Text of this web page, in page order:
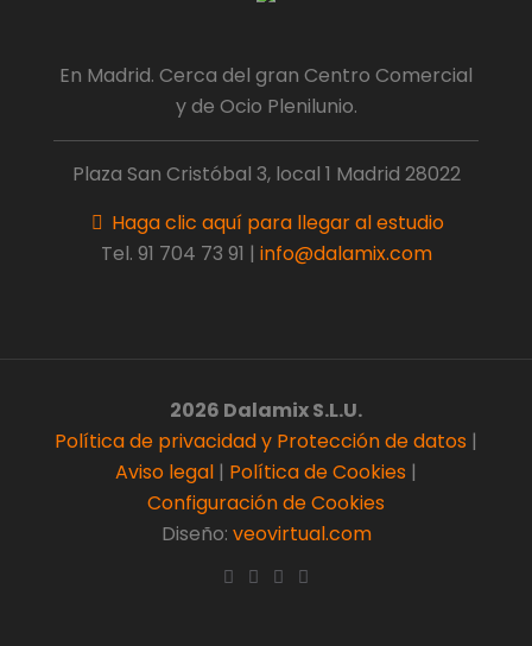
En Madrid. Cerca del gran Centro Comercial
y de Ocio Plenilunio.
Plaza San Cristóbal 3, local 1 Madrid 28022
Haga clic aquí para llegar al estudio
Tel. 91 704 73 91 | info@dalamix.com
2026 Dalamix S.L.U.
Política de privacidad y Protección de datos |
Aviso legal | Política de Cookies |
Configuración de Cookies
Diseño: veovirtual.com